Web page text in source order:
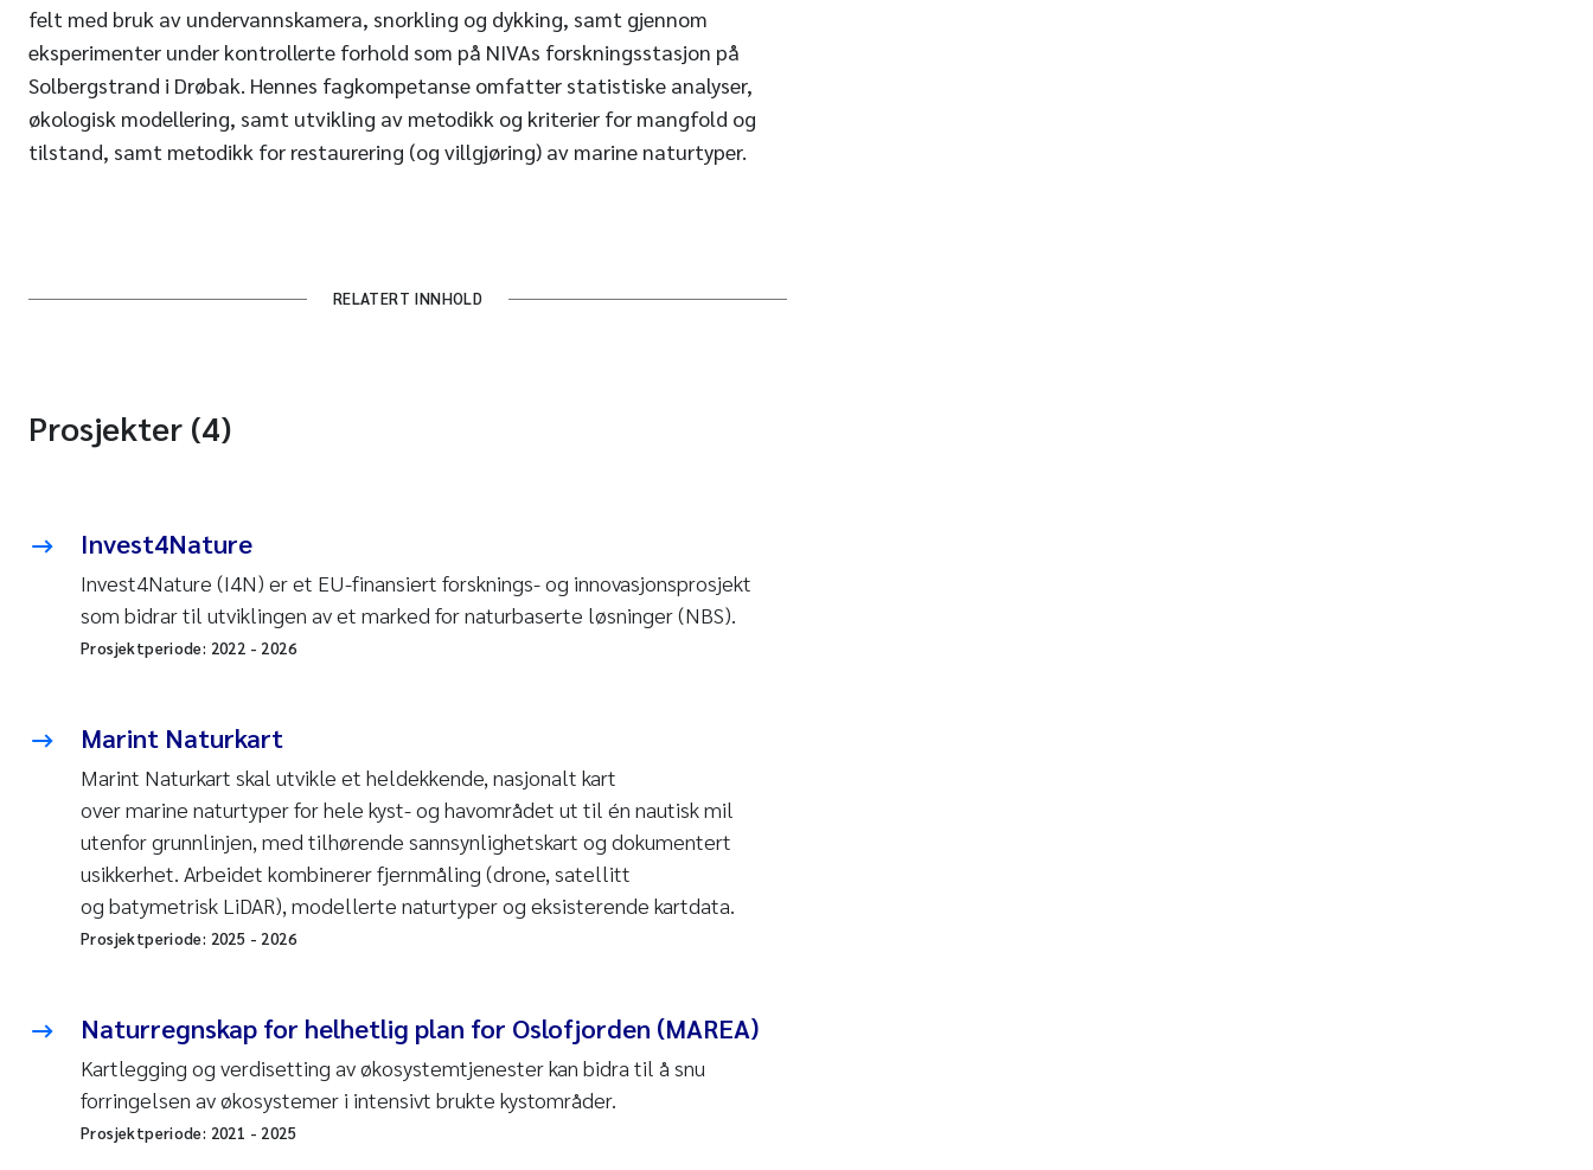
felt med bruk av undervannskamera, snorkling og dykking, samt gjennom
eksperimenter under kontrollerte forhold som på NIVAs forskningsstasjon på
Solbergstrand i Drøbak. Hennes fagkompetanse omfatter statistiske analyser,
økologisk modellering, samt utvikling av metodikk og kriterier for mangfold og
tilstand, samt metodikk for restaurering (og villgjøring) av marine naturtyper.
RELATERT INNHOLD
Prosjekter (4)
Invest4Nature
Invest4Nature (I4N) er et EU-finansiert forsknings- og innovasjonsprosjekt
som bidrar til utviklingen av et marked for naturbaserte løsninger (NBS).
Prosjektperiode: 2022 - 2026
Marint Naturkart
Marint Naturkart skal utvikle et heldekkende, nasjonalt kart
over marine naturtyper for hele kyst- og havområdet ut til én nautisk mil
utenfor grunnlinjen, med tilhørende sannsynlighetskart og dokumentert
usikkerhet. Arbeidet kombinerer fjernmåling (drone, satellitt
og batymetrisk LiDAR), modellerte naturtyper og eksisterende kartdata.
Prosjektperiode: 2025 - 2026
Naturregnskap for helhetlig plan for Oslofjorden (MAREA)
Kartlegging og verdisetting av økosystemtjenester kan bidra til å snu
forringelsen av økosystemer i intensivt brukte kystområder.
Prosjektperiode: 2021 - 2025